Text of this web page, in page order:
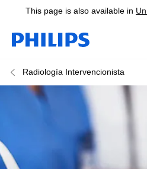
This page is also available in
Radiología Intervencionista